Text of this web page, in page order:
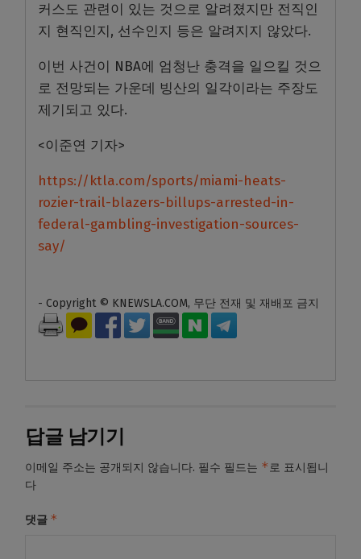
커스도 관련이 있는 것으로 알려졌지만 전직인
지 현직인지, 선수인지 등은 알려지지 않았다.
이번 사건이 NBA에 엄청난 충격을 일으킬 것으
로 전망되는 가운데 빙산의 일각이라는 주장도
제기되고 있다.
<이준연 기자>
https://ktla.com/sports/miami-heats-
rozier-trail-blazers-billups-arrested-in-
federal-gambling-investigation-sources-
say/
- Copyright © KNEWSLA.COM, 무단 전재 및 재배포 금지
답글 남기기
이메일 주소는 공개되지 않습니다. 필수 필드는 *로 표시됩니
다
댓글 *